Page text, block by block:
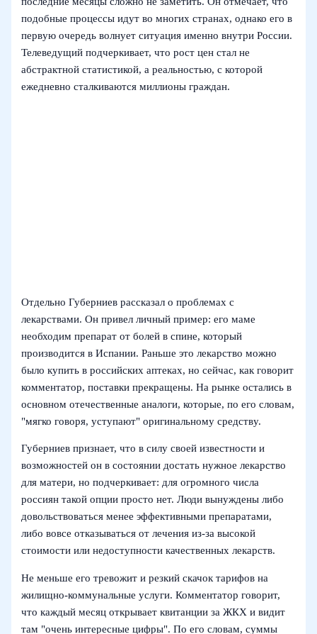
подобные процессы идут во многих странах, однако его в
первую очередь волнует ситуация именно внутри России.
Телеведущий подчеркивает, что рост цен стал не
абстрактной статистикой, а реальностью, с которой
ежедневно сталкиваются миллионы граждан.
Отдельно Губерниев рассказал о проблемах с
лекарствами. Он привел личный пример: его маме
необходим препарат от болей в спине, который
производится в Испании. Раньше это лекарство можно
было купить в российских аптеках, но сейчас, как говорит
комментатор, поставки прекращены. На рынке остались в
основном отечественные аналоги, которые, по его словам,
"мягко говоря, уступают" оригинальному средству.
Губерниев признает, что в силу своей известности и
возможностей он в состоянии достать нужное лекарство
для матери, но подчеркивает: для огромного числа
россиян такой опции просто нет. Люди вынуждены либо
довольствоваться менее эффективными препаратами,
либо вовсе отказываться от лечения из-за высокой
стоимости или недоступности качественных лекарств.
Не меньше его тревожит и резкий скачок тарифов на
жилищно-коммунальные услуги. Комментатор говорит,
что каждый месяц открывает квитанции за ЖКХ и видит
там "очень интересные цифры". По его словам, суммы